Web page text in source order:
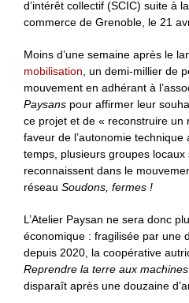
d’intérêt collectif (SCIC) suite à
commerce de Grenoble, le 21
Moins d’une semaine après le
mobilisation , un demi-millier de
mouvement en adhérant à
Paysans pour affirmer leur
ce projet et de « reconstruire un
faveur de l’autonomie
temps, plusieurs groupes locaux
reconnaissent dans le
réseau Soudons, fermes !
L’Atelier Paysan ne sera donc
économique : fragilisée par une
depuis 2020, la coopérative
Reprendre la terre aux machines
disparaît après une douzaine